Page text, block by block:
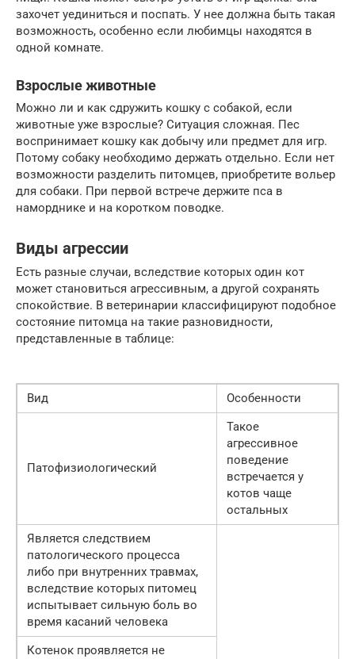
захочет уединиться и поспать. У нее должна быть такая
возможность, особенно если любимцы находятся в
одной комнате.
Взрослые животные
Можно ли и как сдружить кошку с собакой, если
животные уже взрослые? Ситуация сложная. Пес
воспринимает кошку как добычу или предмет для игр.
Потому собаку необходимо держать отдельно. Если нет
возможности разделить питомцев, приобретите вольер
для собаки. При первой встрече держите пса в
наморднике и на коротком поводке.
Виды агрессии
Есть разные случаи, вследствие которых один кот
может становиться агрессивным, а другой сохранять
спокойствие. В ветеринарии классифицируют подобное
состояние питомца на такие разновидности,
представленные в таблице:
Вид Особенности
Патофизиологический
Такое
агрессивное
поведение
встречается у
котов чаще
остальных
Является следствием
патологического процесса
либо при внутренних травмах,
вследствие которых питомец
испытывает сильную боль во
время касаний человека
Котенок проявляется не